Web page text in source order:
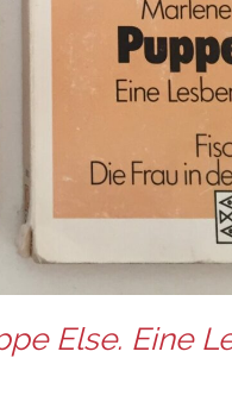
Else. Eine